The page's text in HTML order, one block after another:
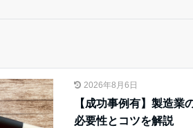
2026年8月6日
【成功事例有】製造業
必要性とコツを解説